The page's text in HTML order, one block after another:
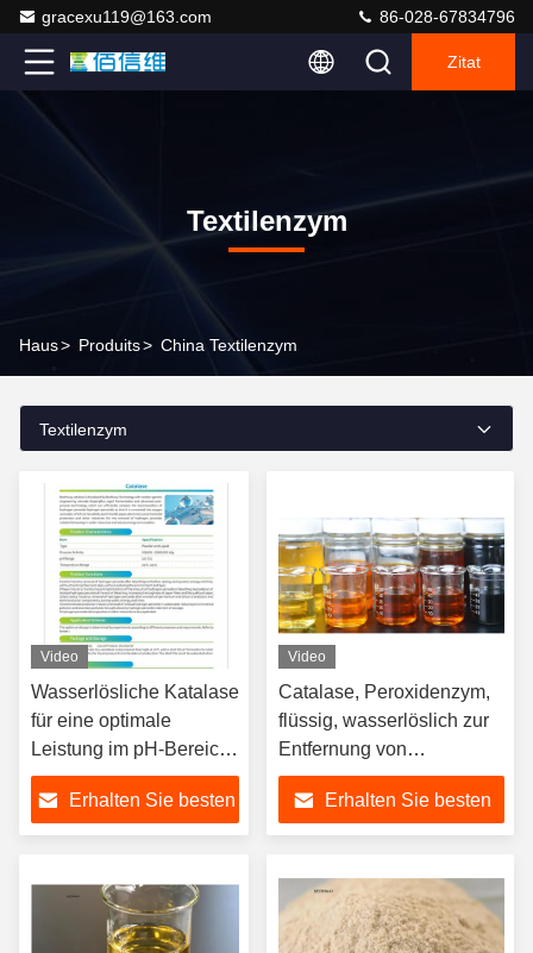
gracexu119@163.com 86-028-67834796
Zitat
Textilenzym
Haus> Produits> China Textilenzym
Textilenzym
Video
Wasserlösliche Katalase
für eine optimale
Leistung im pH-Bereich
5,5-11.5
Erhalten Sie besten
Video
Catalase, Peroxidenzym,
flüssig, wasserlöslich zur
Entfernung von
Wasserstoff
Erhalten Sie besten